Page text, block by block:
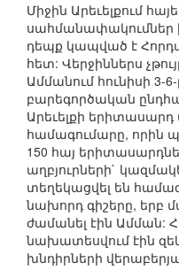
Միջին Արեւելքում
սահմանափակումներ
դեպք կապված է
հետ: Վերջիններս
Ամմանում հունիսի 3-
բարեգործական
Արեւելքի
համագումարը, որին
150 հայ
աղբյուրների`
տեղեկացվել են
նախորդ գիշերը, երբ
ժամանել էին Ամման:
նախատեսվում էին
խնդիրների